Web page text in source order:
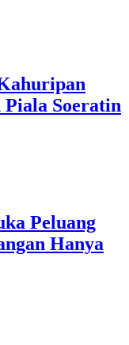
Piala Soeratin
Peluang
Hanya